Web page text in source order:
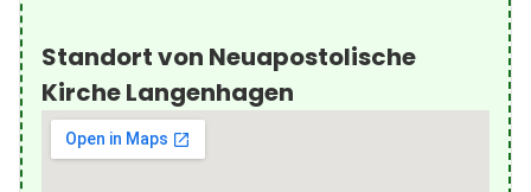
Standort von Neuapostolische
Kirche Langenhagen